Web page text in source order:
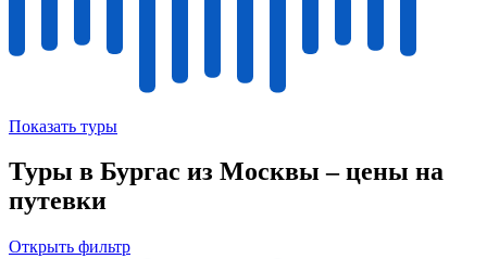
Показать туры
Туры в Бургас из Москвы – цены на
путевки
Открыть фильтр